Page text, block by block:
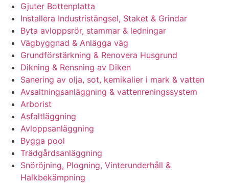
Gjuter Bottenplatta
Installera Industristängsel, Staket & Grindar
Byta avloppsrör, stammar & ledningar
Vägbyggnad & Anlägga väg
Grundförstärkning & Renovera Husgrund
Dikning & Rensning av Diken
Sanering av olja, sot, kemikalier i mark & vatten
Avsaltningsanläggning & vattenreningssystem
Arborist
Asfaltläggning
Avloppsanläggning
Bygga pool
Trädgårdsanläggning
Snöröjning, Plogning, Vinterunderhåll &
Halkbekämpning